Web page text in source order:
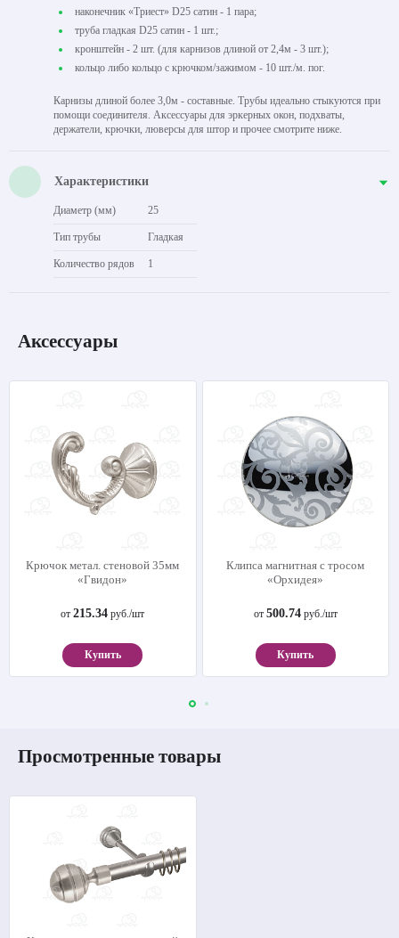
наконечник «Триест» D25 сатин - 1 пара;
труба гладкая D25 сатин - 1 шт.;
кронштейн - 2 шт. (для карнизов длиной от 2,4м - 3 шт.);
кольцо либо кольцо с крючком/зажимом - 10 шт./м. пог.
Карнизы длиной более 3,0м - составные. Трубы идеально стыкуются при
помощи соединителя. Аксессуары для эркерных окон, подхваты,
держатели, крючки, люверсы для штор и прочее смотрите ниже.
Характеристики
Диаметр (мм) 25
Тип трубы Гладкая
Количество рядов 1
Аксессуары
Крючок метал. стеновой 35мм
«Гвидон»
от215.34 руб./шт
Купить
Клипса магнитная с тросом
«Орхидея»
от 500.74руб./шт
Купить
Просмотренные товары